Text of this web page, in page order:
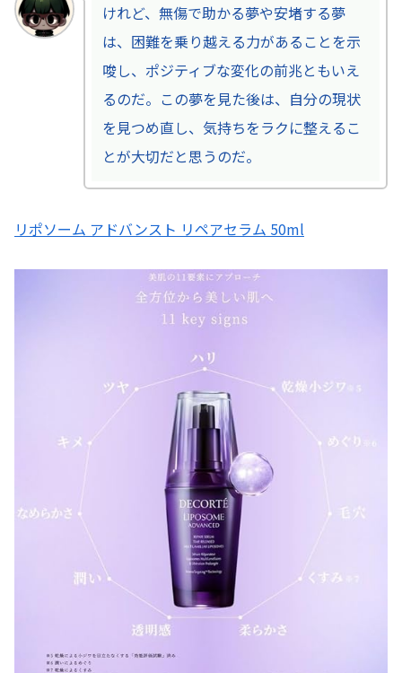
けれど、無傷で助かる夢や安堵する夢
は、困難を乗り越える力があることを示
唆し、ポジティブな変化の前兆ともいえ
るのだ。この夢を見た後は、自分の現状
を見つめ直し、気持ちをラクに整えるこ
とが大切だと思うのだ。
リポソーム アドバンスト リペアセラム 50ml